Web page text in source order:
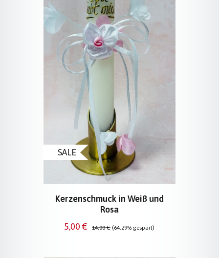
SALE
Kerzenschmuck in Weiß und
Rosa
Verkaufspreis:
5,00 € Regulärer Preis:
14,00 € (64.29% gespart)